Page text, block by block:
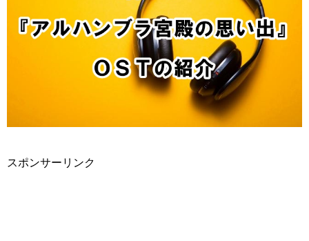
スポンサーリンク